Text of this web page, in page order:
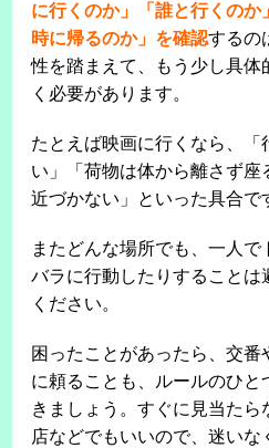
に行くのか」「誰と行くの
時に帰るのか」を確認するの
性を踏まえて、もう少し具体
く必要があります。
たとえば映画に行くなら、「
い」「荷物は体から離さず座
近づかない」といった具合で
またどんな場所でも、一人
バラに行動したりすることは
ください。
困ったことがあったら、交番
に頼ることも、ルールのひと
きましょう。すぐに見当た
店などでもいいので、迷い